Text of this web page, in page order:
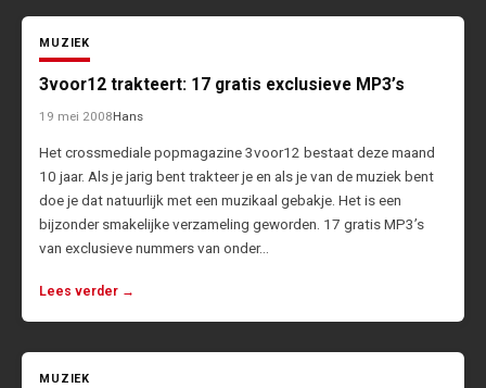
MUZIEK
3voor12 trakteert: 17 gratis exclusieve MP3’s
19 mei 2008Hans
Het crossmediale popmagazine 3voor12 bestaat deze maand
10 jaar. Als je jarig bent trakteer je en als je van de muziek bent
doe je dat natuurlijk met een muzikaal gebakje. Het is een
bijzonder smakelijke verzameling geworden. 17 gratis MP3’s
van exclusieve nummers van onder…
Lees verder →
MUZIEK